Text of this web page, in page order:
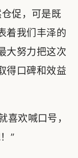
促，可是既
着我们丰泽的
大努力把这次
得口碑和效益
欢喊口号，
”